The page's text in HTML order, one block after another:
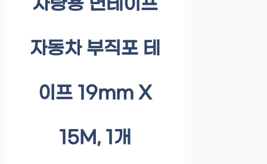
차량용 면테이프
자동차 부직포 테
이프 19mm X
15M, 1개